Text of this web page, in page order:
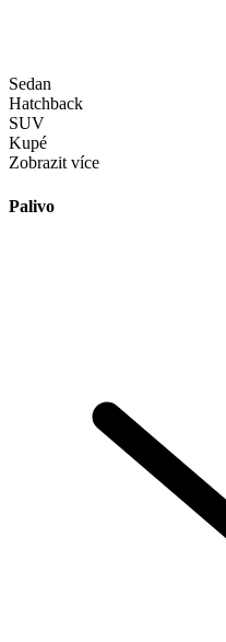
Sedan
Hatchback
SUV
Kupé
Zobrazit více
Palivo